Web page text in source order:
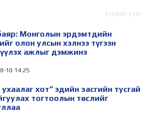
зөвшөөрлийн шинжтэй
бизнес эрхлэгчдийг
Бүгдийг үзэх
Монголын эрдэмтдийн
олон улсын хэлнээ түгээн
ажлыг дэмжинэ
10 14:25
хот” эдийн засгийн тусгай
тогтоолын төслийг